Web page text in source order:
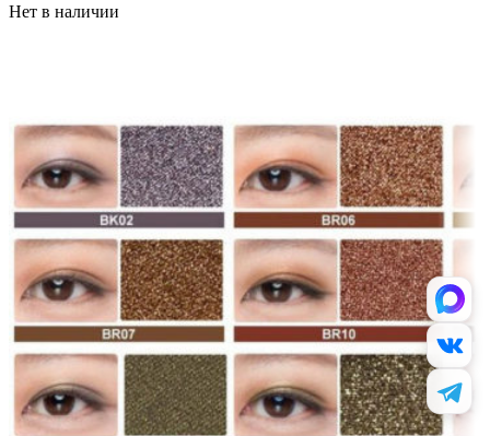
Нет в наличии